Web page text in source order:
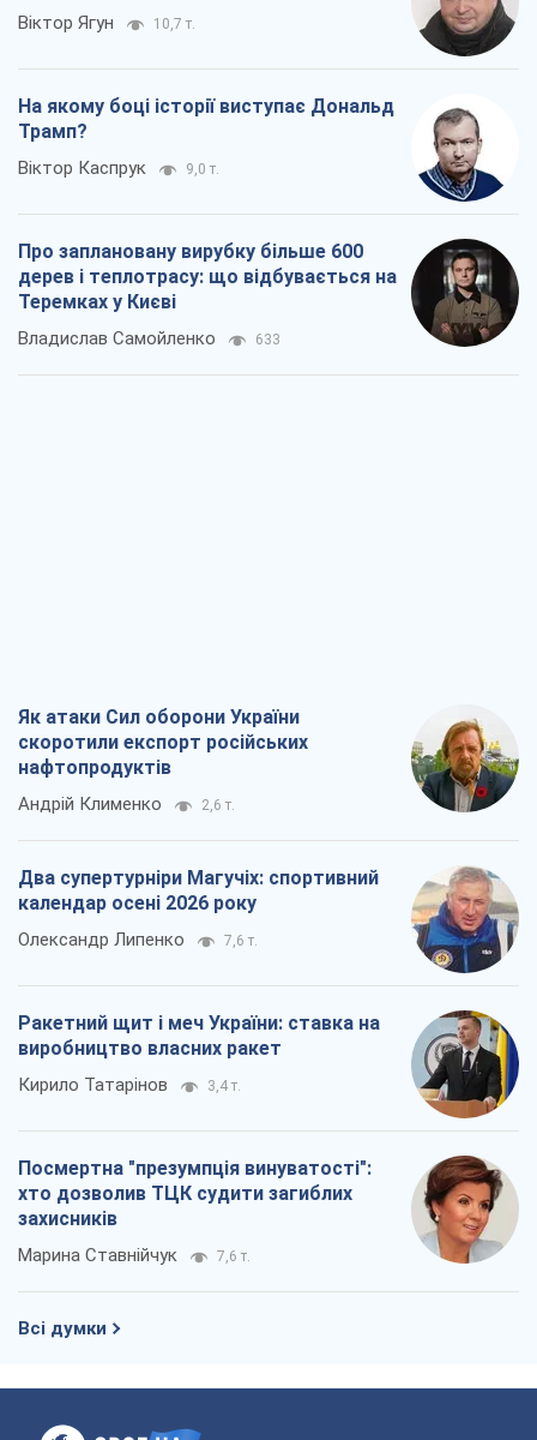
Віктор Ягун 10,7 т.
На якому боці історії виступає Дональд
Трамп?
Віктор Каспрук 9,0 т.
Про заплановану вирубку більше 600
дерев і теплотрасу: що відбувається на
Теремках у Києві
Владислав Самойленко 633
Як атаки Сил оборони України
скоротили експорт російських
нафтопродуктів
Андрій Клименко 2,6 т.
Два супертурніри Магучіх: спортивний
календар осені 2026 року
Олександр Липенко 7,6 т.
Ракетний щит і меч України: ставка на
виробництво власних ракет
Кирило Татарінов 3,4 т.
Посмертна "презумпція винуватості":
хто дозволив ТЦК судити загиблих
захисників
Марина Ставнійчук 7,6 т.
Всі думки